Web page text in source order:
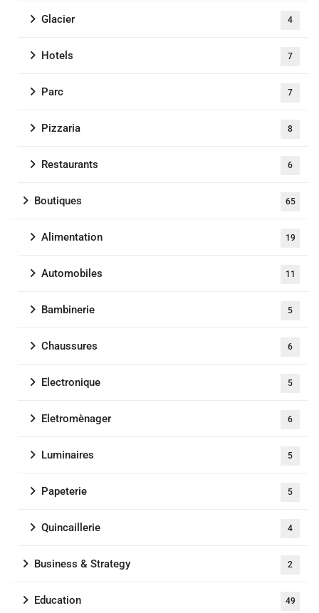
Glacier 4
Hotels 7
Parc 7
Pizzaria 8
Restaurants 6
Boutiques 65
Alimentation 19
Automobiles 11
Bambinerie 5
Chaussures 6
Electronique 5
Eletromènager 6
Luminaires 5
Papeterie 5
Quincaillerie 4
Business & Strategy 2
Education 49